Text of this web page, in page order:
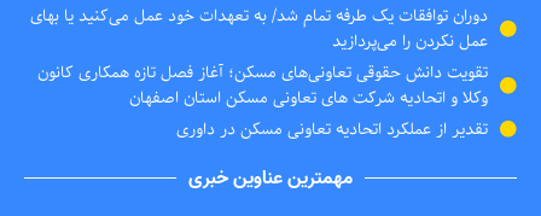
دوران توافقات یک طرفه تمام شد/ به تعهدات خود عمل می‌کنید یا بهای
عمل نکردن را می‌پردازید
تقویت دانش حقوقی تعاونی‌های مسکن؛ آغاز فصل تازه همکاری کانون
وکلا و اتحادیه شرکت های تعاونی مسکن استان اصفهان
تقدیر از عملکرد اتحادیه تعاونی مسکن در داوری
مهمترین عناوین خبری